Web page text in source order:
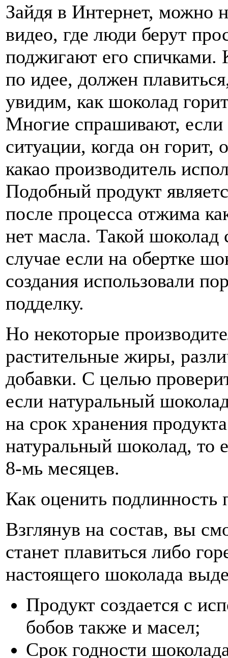
Зайдя в Интернет, можно
видео, где люди берут
поджигают его спичками.
по идее, должен
увидим, как шоколад
Многие спрашивают, если
ситуации, когда он горит,
какао производитель
Подобный продукт
после процесса отжима
нет масла. Такой шоколад
случае если на обертке
создания использовали
подделку.
Но некоторые
растительные жиры,
добавки. С целью
если натуральный
на срок хранения
натуральный шоколад, то
8-мь месяцев.
Как оценить подлинность
Взглянув на состав, вы
станет плавиться либо
настоящего шоколада
Продукт создается с
бобов также и масел;
Срок годности